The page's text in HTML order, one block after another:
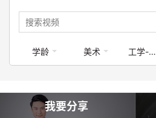
学龄 美术 工学-航空航天
我要分享